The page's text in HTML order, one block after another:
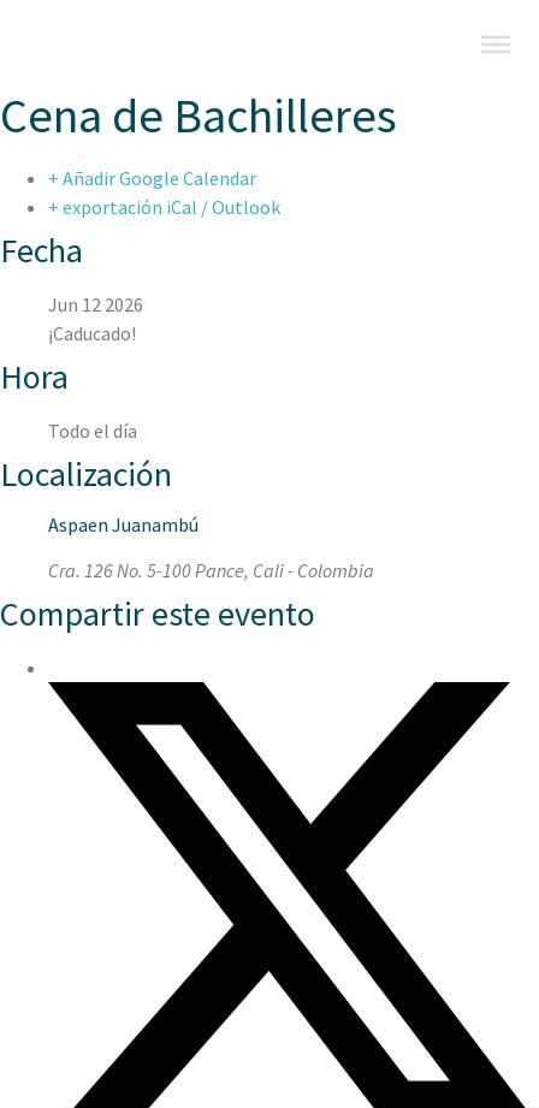
Cena de Bachilleres
+ Añadir Google Calendar
+ exportación iCal / Outlook
Fecha
Jun 12 2026
¡Caducado!
Hora
Todo el día
Localización
Aspaen Juanambú
Cra. 126 No. 5-100 Pance, Cali - Colombia
Compartir este evento